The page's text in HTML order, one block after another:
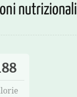
nutrizionali